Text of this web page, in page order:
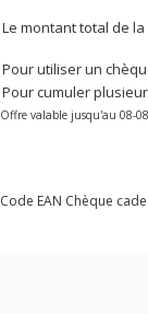
Le montant total de
Pour utiliser un
Pour cumuler
Offre valable jusqu'au 08-
Code EAN Chèque